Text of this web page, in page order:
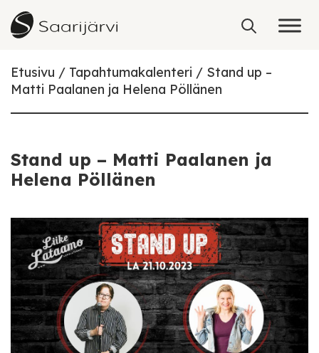
Skip to content
Etusivu Tapahtumakalenteri
Stand up –
Matti Paalanen ja Helena Pöllänen
Stand up – Matti Paalanen ja
Helena Pöllänen